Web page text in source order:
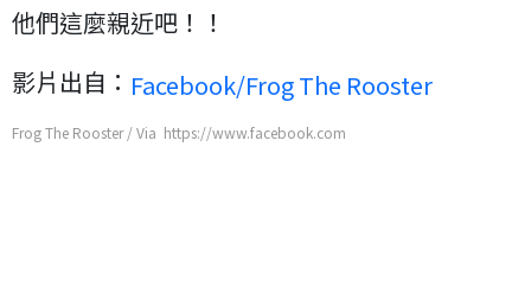
他們這麼親近吧！！
影片出自： Facebook/Frog The Rooster
Frog The Rooster / Via https://www.facebook.com